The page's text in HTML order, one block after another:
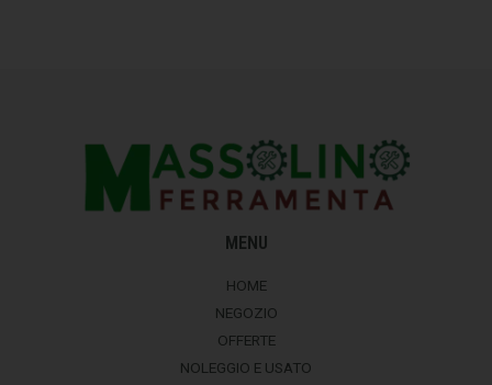
MENU
HOME
NEGOZIO
OFFERTE
NOLEGGIO E USATO